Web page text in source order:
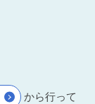
から行って